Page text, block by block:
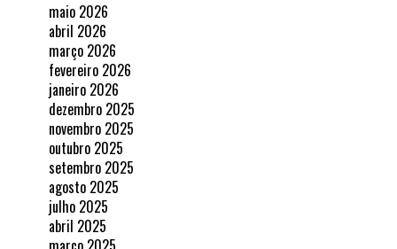
maio 2026
abril 2026
março 2026
fevereiro 2026
janeiro 2026
dezembro 2025
novembro 2025
outubro 2025
setembro 2025
agosto 2025
julho 2025
abril 2025